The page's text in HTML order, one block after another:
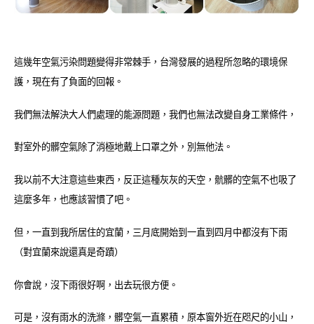
這幾年空氣污染問題變得非常棘手，台灣發展的過程所忽略的環境保
護，現在有了負面的回報。
我們無法解決大人們處理的能源問題，我們也無法改變自身工業條件，
對室外的髒空氣除了消極地戴上口罩之外，別無他法。
我以前不大注意這些東西，反正這種灰灰的天空，骯髒的空氣不也吸了
這麼多年，也應該習慣了吧。
但，一直到我所居住的宜蘭，三月底開始到一直到四月中都沒有下雨
（對宜蘭來說還真是奇蹟）
你會說，沒下雨很好啊，出去玩很方便。
可是，沒有雨水的洗滌，髒空氣一直累積，原本窗外近在咫尺的小山，